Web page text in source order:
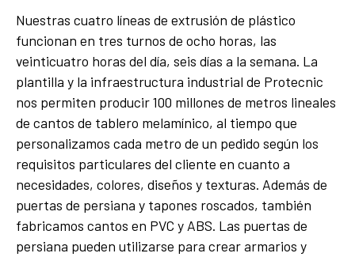
Nuestras cuatro líneas de extrusión de plástico
funcionan en tres turnos de ocho horas, las
veinticuatro horas del día, seis días a la semana. La
plantilla y la infraestructura industrial de Protecnic
nos permiten producir 100 millones de metros lineales
de cantos de tablero melamínico, al tiempo que
personalizamos cada metro de un pedido según los
requisitos particulares del cliente en cuanto a
necesidades, colores, diseños y texturas. Además de
puertas de persiana y tapones roscados, también
fabricamos cantos en PVC y ABS. Las puertas de
persiana pueden utilizarse para crear armarios y